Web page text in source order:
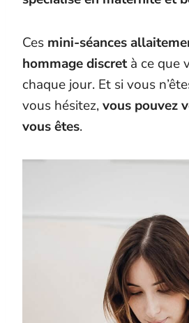
Ces mini-séances
hommage discretà ce que
chaque jour. Et si vous
vous hésitez,vous pouvez
vous êtes.